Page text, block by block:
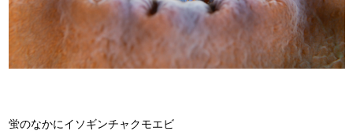
蛍のなかにイソギンチャクモエビ